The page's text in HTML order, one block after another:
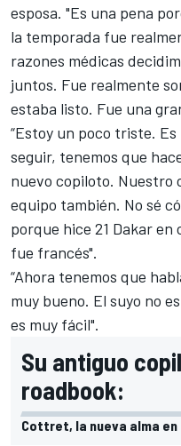
esposa. "Es una pena
la temporada fue
razones médicas
juntos. Fue realmente
estaba listo. Fue una
“Estoy un poco triste.
seguir, tenemos que
nuevo copiloto. Nuestro
equipo también. No sé
porque hice 21 Dakar
fue francés".
“Ahora tenemos que
muy bueno. El suyo no
es muy fácil".
Su antiguo
roadbook:
Cottret, la nueva alma